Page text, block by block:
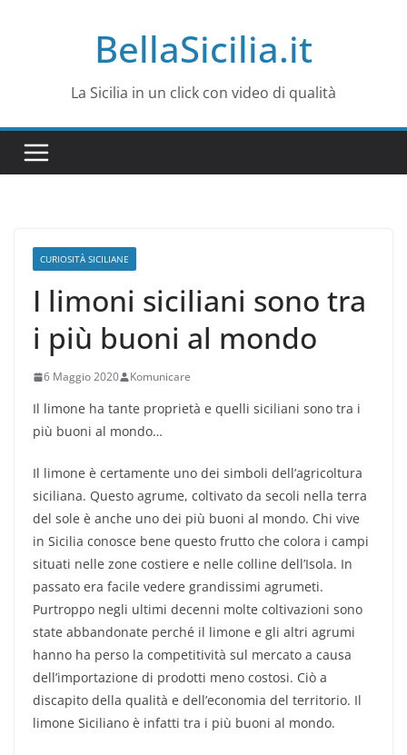
BellaSicilia.it
La Sicilia in un click con video di qualità
CURIOSITÀ SICILIANE
I limoni siciliani sono tra
i più buoni al mondo
6 Maggio 2020 Komunicare
Il limone ha tante proprietà e quelli siciliani sono tra i
più buoni al mondo…
Il limone è certamente uno dei simboli dell’agricoltura
siciliana. Questo agrume, coltivato da secoli nella terra
del sole è anche uno dei più buoni al mondo. Chi vive
in Sicilia conosce bene questo frutto che colora i campi
situati nelle zone costiere e nelle colline dell’Isola. In
passato era facile vedere grandissimi agrumeti.
Purtroppo negli ultimi decenni molte coltivazioni sono
state abbandonate perché il limone e gli altri agrumi
hanno ha perso la competitività sul mercato a causa
dell’importazione di prodotti meno costosi. Ciò a
discapito della qualità e dell’economia del territorio. Il
limone Siciliano è infatti tra i più buoni al mondo.